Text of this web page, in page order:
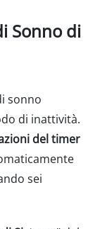
Sonno di
sonno
di inattività.
del timer
sei